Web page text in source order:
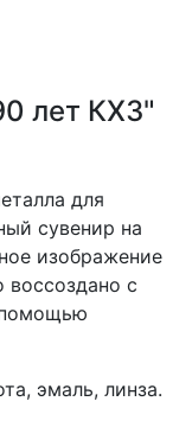
лет КХЗ"
для
сувенир на
изображение
воссоздано с
эмаль, линза.